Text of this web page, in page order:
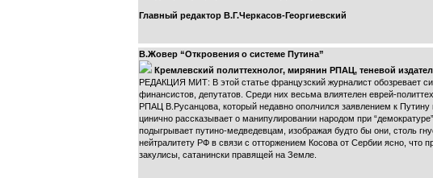
Главный редактор В.Г.Черкасов-Георгиевский
В.Жовер “Откровения о системе Путина”
Кремлевский политтехнолог, мирянин РПАЦ, теневой
РЕДАКЦИЯ МИТ: В этой статье французский журналист обозревает
финансистов, депутатов. Среди них весьма влиятелен еврей-
РПАЦ В.Русанцова, который недавно ополчился заявлением к
цинично рассказывает о манипулировании народом при
подыгрывает путино-медведевцам, изображая будто бы они, столь
нейтралитету РФ в связи с отторжением Косова от Сербии ясно, что
закулисы, сатанински правящей на Земле.